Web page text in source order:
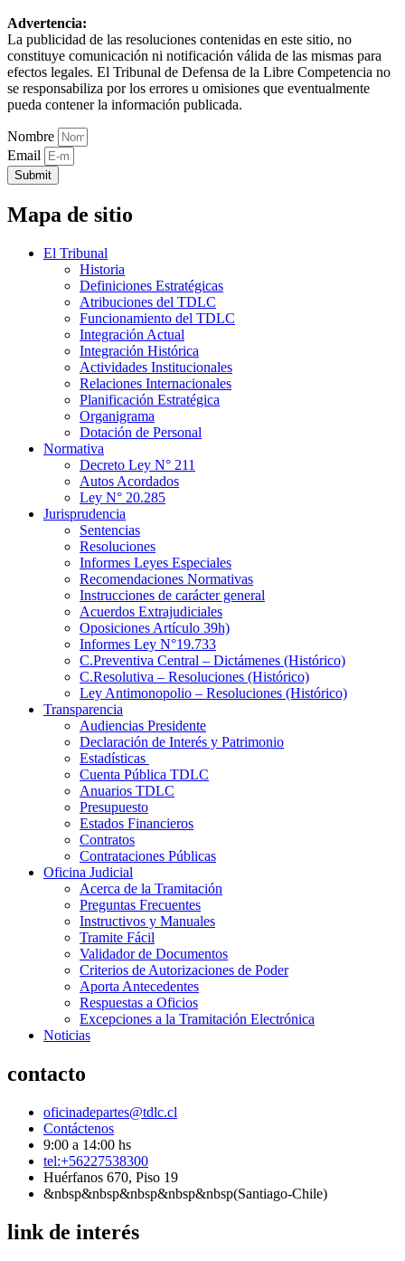
Advertencia:
La publicidad de las resoluciones contenidas en este sitio, no
constituye comunicación ni notificación válida de las mismas para
efectos legales. El Tribunal de Defensa de la Libre Competencia no
se responsabiliza por los errores u omisiones que eventualmente
pueda contener la información publicada.
Nombre
Email
Submit
Mapa de sitio
El Tribunal
Historia
Definiciones Estratégicas
Atribuciones del TDLC
Funcionamiento del TDLC
Integración Actual
Integración Histórica
Actividades Institucionales
Relaciones Internacionales
Planificación Estratégica
Organigrama
Dotación de Personal
Normativa
Decreto Ley N° 211
Autos Acordados
Ley N° 20.285
Jurisprudencia
Sentencias
Resoluciones
Informes Leyes Especiales
Recomendaciones Normativas
Instrucciones de carácter general
Acuerdos Extrajudiciales
Oposiciones Artículo 39h)
Informes Ley N°19.733
C.Preventiva Central – Dictámenes (Histórico)
C.Resolutiva – Resoluciones (Histórico)
Ley Antimonopolio – Resoluciones (Histórico)
Transparencia
Audiencias Presidente
Declaración de Interés y Patrimonio
Estadísticas
Cuenta Pública TDLC
Anuarios TDLC
Presupuesto
Estados Financieros
Contratos
Contrataciones Públicas
Oficina Judicial
Acerca de la Tramitación
Preguntas Frecuentes
Instructivos y Manuales
Tramite Fácil
Validador de Documentos
Criterios de Autorizaciones de Poder
Aporta Antecedentes
Respuestas a Oficios
Excepciones a la Tramitación Electrónica
Noticias
contacto
oficinadepartes@tdlc.cl
Contáctenos
9:00 a 14:00 hs
tel:+56227538300
Huérfanos 670, Piso 19
&nbsp&nbsp&nbsp&nbsp&nbsp(Santiago-Chile)
link de interés